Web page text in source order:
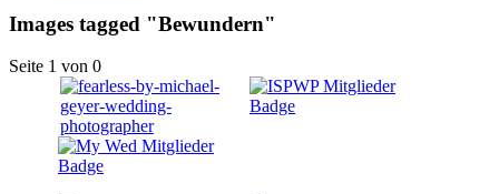
Images tagged "Bewundern"
Seite 1 von 0